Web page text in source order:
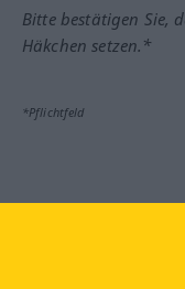
Bitte bestätigen Sie,
Häkchen setzen.*
*Pflichtfeld